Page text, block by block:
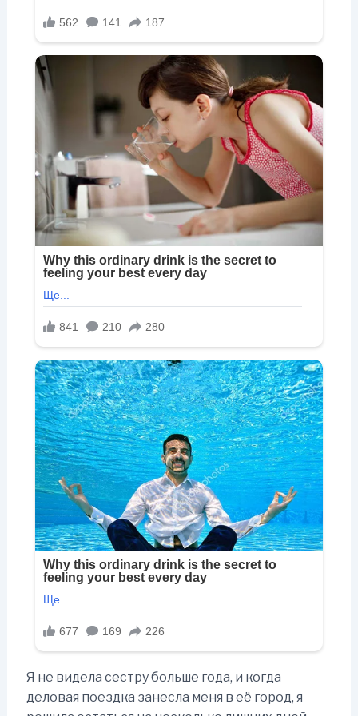
Я не видела сестру больше года, и когда
деловая поездка занесла меня в её город, я